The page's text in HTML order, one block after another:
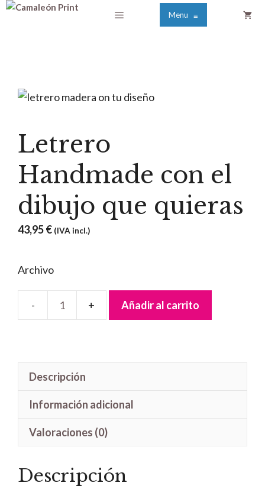
Saltar
Menú Menu ≡
Letrero
Handmade con el
dibujo que quieras
43,95€ (IVA incl.)
Archivo
Letrero
el
quieras
cantidad
Añadir al carrito
Descripción
Información adicional
Valoraciones (0)
Descripción